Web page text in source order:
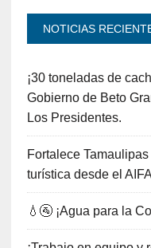
NOTICIAS
¡30 toneladas de
Gobierno de Beto
Los Presidentes.
Fortalece
turística desde el
💧🚰 ¡Agua para la